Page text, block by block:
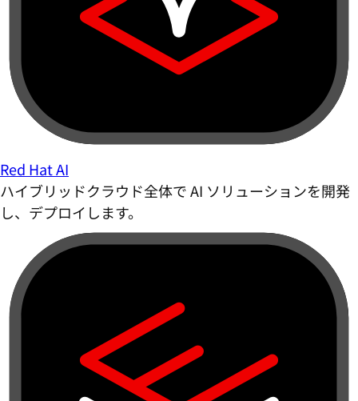
Red Hat AI
ハイブリッドクラウド全体で AI ソリューションを開発
し、デプロイします。